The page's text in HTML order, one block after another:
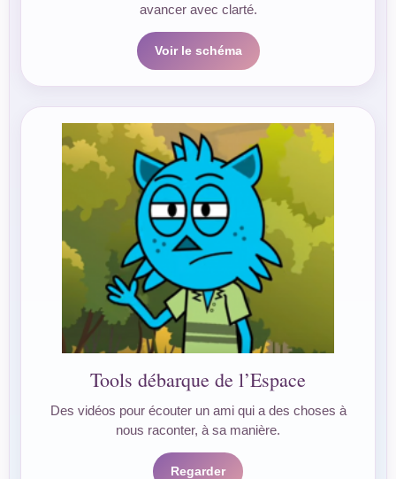
avancer avec clarté.
Voir le schéma
Tools débarque de l’Espace
Des vidéos pour écouter un ami qui a des choses à
nous raconter, à sa manière.
Regarder